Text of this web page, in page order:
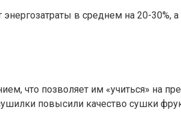
в среднем на 20-30%,
что позволяет им «учиться» на
повысили качество сушки